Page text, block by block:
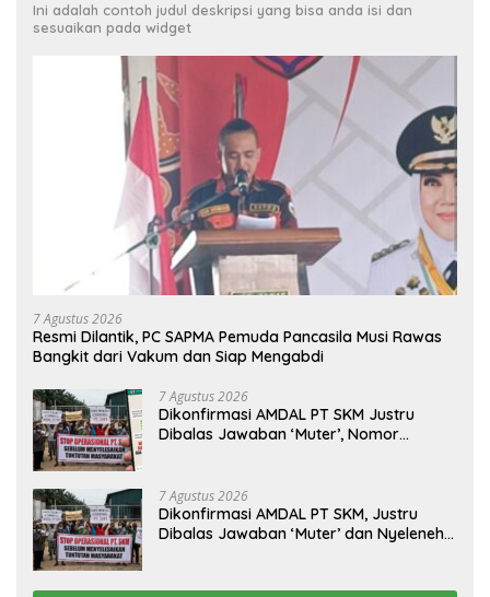
Ini adalah contoh judul deskripsi yang bisa anda isi dan
sesuaikan pada widget
7 Agustus 2026
Resmi Dilantik, PC SAPMA Pemuda Pancasila Musi Rawas
Bangkit dari Vakum dan Siap Mengabdi
7 Agustus 2026
Dikonfirmasi AMDAL PT SKM Justru
Dibalas Jawaban ‘Muter’, Nomor
7 Agustus 2026
Dikonfirmasi AMDAL PT SKM, Justru
Dibalas Jawaban ‘Muter’ dan Nyeleneh